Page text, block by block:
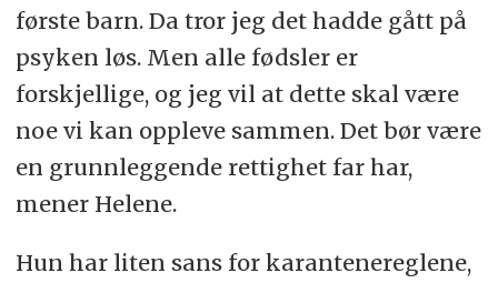
første barn. Da tror jeg det hadde gått på
psyken løs. Men alle fødsler er
forskjellige, og jeg vil at dette skal være
noe vi kan oppleve sammen. Det bør være
en grunnleggende rettighet far har,
mener Helene.
Hun har liten sans for karantenereglene,